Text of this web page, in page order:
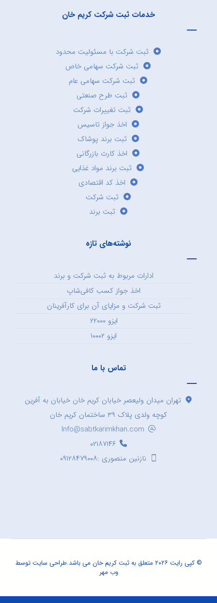
خدمات ثبت شرکت کریم خان
ثبت شرکت با مسئولیت محدود
ثبت شرکت سهامی خاص
ثبت شرکت سهامی عام
ثبت طرح صنعتی
ثبت تغییرات شرکت
اخذ جواز تاسیس
ثبت برند پوشاک
اخذ کارت بازرگانی
ثبت برند مواد غذایی
اخذ کد اقتصادی
ثبت شرکت
ثبت برند
نوشته‌های تازه
ادارات مربوط به ثبت شرکت و برند
اخذ جواز کسب کافی‌شاپ
ثبت شرکت و مزایای آن برای کارآفرینان
ایزو ۲۲۰۰۰
ایزو ۱۰۰۰۲
تماس با ما
تهران میدان ولیعصر خیابان کریم خان خیابان به آفرین
کوچه ولدی پلاک ۳۹ ساختمان کریم خان
Info@sabtkarimkhan.com
۰۲۱۸۷۱۴۶
نازنین منصوری :۰۹۱۲۸۴۷۹۰۰۸
© کپی رایت ۲۰۲۶ متعلق به ثبت کریم خان می باشد. طراحی سایتتوسط
وب مهر